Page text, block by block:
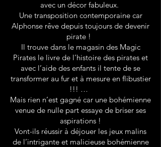
avec un décor fabuleux.
Une transposition contemporaine car
Alphonse rêve depuis toujours de devenir
pirate !
Il trouve dans le magasin des Magic
Pirates le livre de l’histoire des pirates et
avec l’aide des enfants il tente de se
transformer au fur et à mesure en flibustier
!!! …
Mais rien n’est gagné car une bohémienne
venue de nulle part essaye de briser ses
aspirations !
Vont-ils réussir à déjouer les jeux malins
de l’intrigante et malicieuse bohémienne